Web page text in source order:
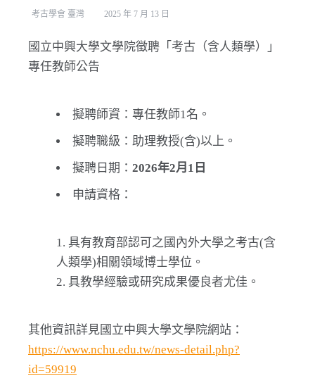
考古學會 臺灣 2025 年 7 月 13 日
國立中興大學文學院徵聘「考古（含人類學）」
專任教師公告
擬聘師資：專任教師1名。
擬聘職級：助理教授(含)以上。
擬聘日期： 2026年2月 1 日
申請資格：
具有教育部認可之國內外大學之考古(含
人類學)相關領域博士學位。
具教學經驗或研究成果優良者尤佳。
其他資訊詳見國立中興大學文學院網站：
https://www.nchu.edu.tw/news-detail.php?
id=59919